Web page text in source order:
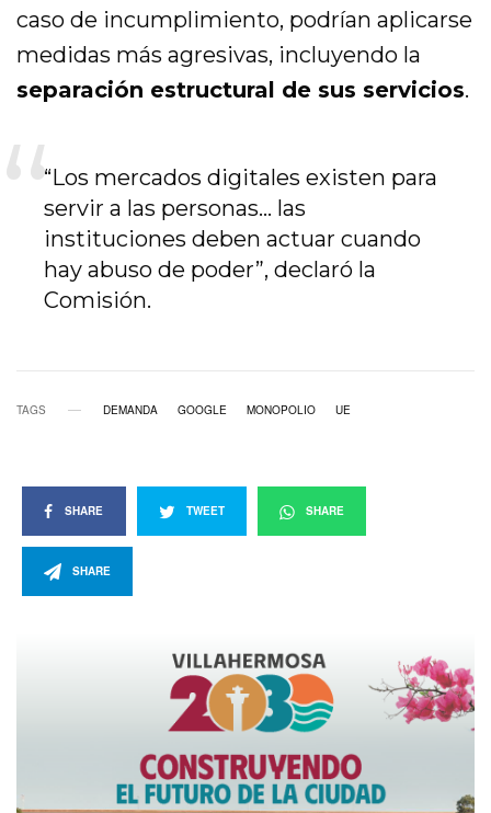
caso de incumplimiento, podrían aplicarse
medidas más agresivas, incluyendo la
separación estructural de sus servicios.
“Los mercados digitales existen para
servir a las personas… las
instituciones deben actuar cuando
hay abuso de poder”, declaró la
Comisión.
TAGS DEMANDA GOOGLE MONOPOLIO UE
SHARE TWEET SHARE
SHARE